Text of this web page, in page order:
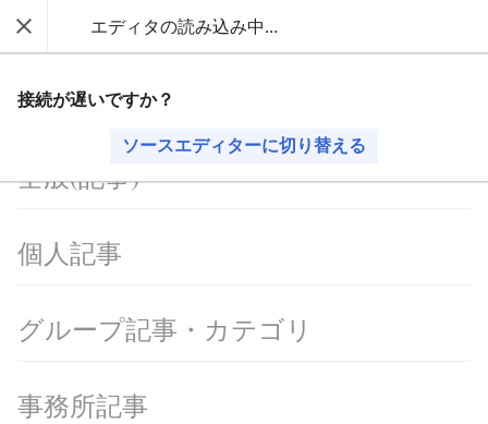
AVTuber Wiki
原則
全般(記事・カテゴリ)
全般(記事)
個人記事
グループ記事・カテゴリ
事務所記事
閉じる エディタの読み込み中...
接続が遅いですか？
ソースエディターに切り替える